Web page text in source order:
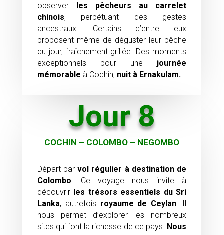
observer les pêcheurs au carrelet
chinois, perpétuant des gestes
ancestraux. Certains d’entre eux
proposent même de déguster leur pêche
du jour, fraîchement grillée. Des moments
exceptionnels pour une journée
mémorable à Cochin, nuit à Ernakulam.
Jour 8
COCHIN – COLOMBO – NEGOMBO
Départ parvol régulier à destination de
Colombo . Ce voyage nous invite à
découvrir les trésors essentiels du Sri
Lanka, autrefois royaume de Ceylan . Il
nous permet d’explorer les nombreux
sites qui font la richesse de ce pays. Nous